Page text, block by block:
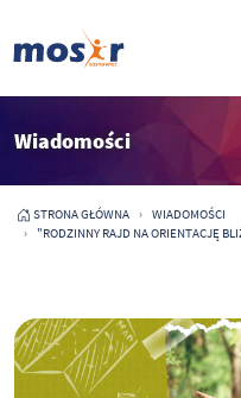
Wiadomości
STRONA GŁÓWNA
WIADOMOŚCI
"RODZINNY RAJD NA ORIENTACJĘ